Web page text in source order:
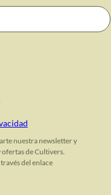
nuestra newsletter y
de Cultivers.
del enlace